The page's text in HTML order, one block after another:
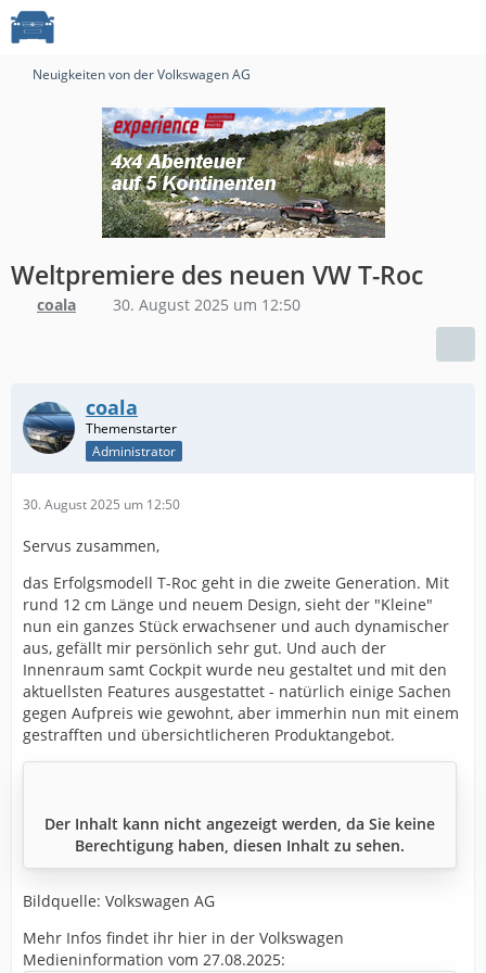
Neuigkeiten von der Volkswagen AG
Weltpremiere des neuen VW T-Roc
coala 30. August 2025 um 12:50
coala
Administrator
30. August 2025 um 12:50
Servus zusammen,
das Erfolgsmodell T-Roc geht in die zweite Generation. Mit
rund 12 cm Länge und neuem Design, sieht der "Kleine"
nun ein ganzes Stück erwachsener und auch dynamischer
aus, gefällt mir persönlich sehr gut. Und auch der
Innenraum samt Cockpit wurde neu gestaltet und mit den
aktuellsten Features ausgestattet - natürlich einige Sachen
gegen Aufpreis wie gewohnt, aber immerhin nun mit einem
gestrafften und übersichtlicheren Produktangebot.
Der Inhalt kann nicht angezeigt werden, da Sie keine
Berechtigung haben, diesen Inhalt zu sehen.
Bildquelle: Volkswagen AG
Mehr Infos findet ihr hier in der Volkswagen
Medieninformation vom 27.08.2025: